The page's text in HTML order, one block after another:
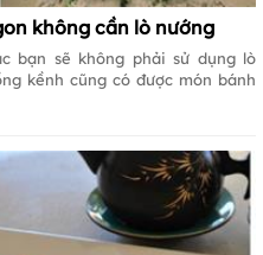
không cần lò nướng
bạn sẽ không phải sử dụng lò
kềnh cũng có được món bánh